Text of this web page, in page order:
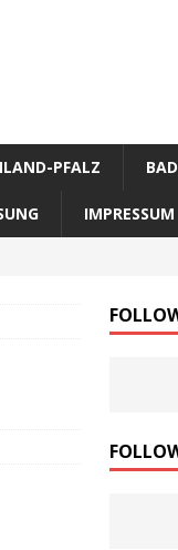
PFALZ
IMPRESSUM